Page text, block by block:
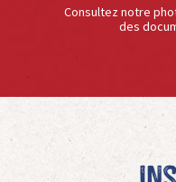
Consultez notre
des